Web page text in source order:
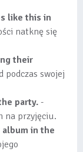
like this in
natknę się
their
podczas swojej
party. -
na przyjęciu.
album in the